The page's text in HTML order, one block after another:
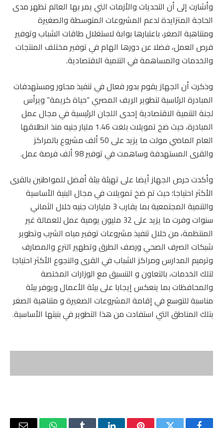
وأشارت إلى أن التحديات والأزمات التي يمر بها العالم تظهر مدى
الحاجة المتزايدة لدعم المشروعات المتوسطة والصغيرة
ومتناهية الصغر، باعتبارها بوابة لاستغلال طاقات الشباب وتوفير
فرص العمل، فضلا عن دورها الهام في توفير مختلف المنتجات
والخدمات والمساهمة في التنمية الاقتصادية.
وذكرت أن الجهاز يقوم بدور فعال في تنفيذ محاور ومستهدفات
المبادرة الرئاسية لتطوير الريف المصري “حياة كريمة” ويرأس
لجنة التنمية الاقتصادية إحدى اللجان الرئيسية في مجال عمل
المبادرة، حيث ضخ تمويلات بلغت 1.46 مليار جنيه منذ انطلاقها
العام الماضي مولت ما يزيد على 50 ألف مشروع بالمراكز
والقرى المستهدفة وساهمت في توفير 98 ألف فرصة عمل.
وأكدت حرص الجهاز أيضا على تهيئة بيئة أفضل للمواطنين بالقرى
الأكثر احتياجا؛ حيث تم ضخ تمويلات في مجال البنية الأساسية
والتنمية المجتمعية بما يقارب 3 مليارات جنيه خلال الثماني
سنوات وفرت ما يزيد على 32 مليون يومية عمل للعمالة غير
المنتظمة، من خلال تنفيذ مشروعات توفير مياه الشرب وتطوير
شبكات الصرف الصحي ورصف الطرق وتطهير الترع والمصارف
وترميم المدارس ومراكز الشباب في القرى والنجوع الأكثر احتياجا
لتلك الخدمات، بالتعاون و التنسيق مع الوزارات المختصة
والمحافظات بما ينعكس إيجابا على بيئة الأعمال ويوفر بيئة
مناسبة للتوسع في إقامة المشروعات الصغيرة و متناهية الصغر
بتلك المناطق التي استفادت من هذا التطوير في بنيتها الأساسية.